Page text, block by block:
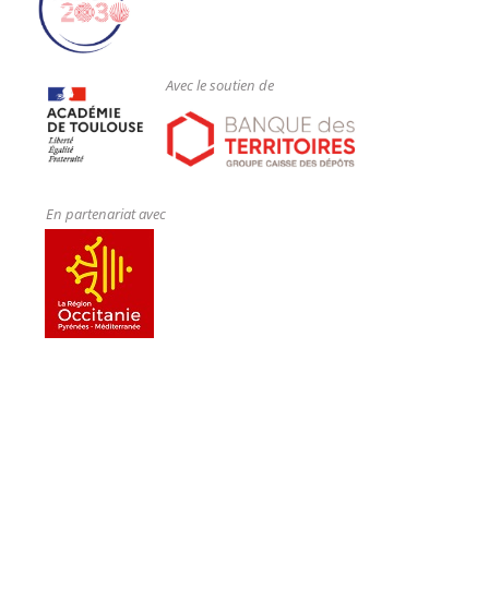
Reconnaître les éléments architecturaux de la
Avec le soutien de
En partenariat avec